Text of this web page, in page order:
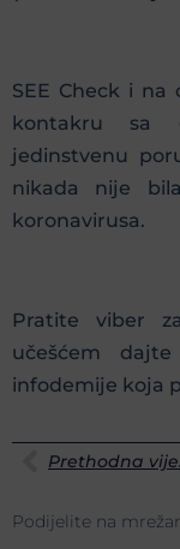
SEE Check i
kontakru sa
jedinstvenu
nikada nije
koronavirusa.
Pratite viber
učešćem
infodemije koja
Prethodna
Podijelite na